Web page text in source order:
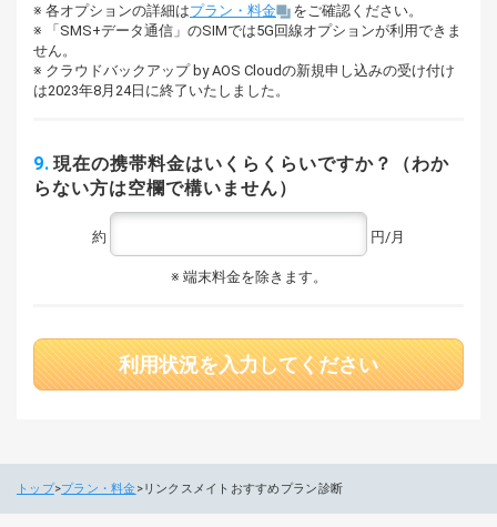
各オプションの詳細はプラン・料金
をご確認ください。
「SMS+データ通信」のSIMでは5G回線オプションが利用できま
せん。
クラウドバックアップ by AOS Cloudの新規申し込みの受け付け
は2023年8月24日に終了いたしました。
9. 現在の携帯料金はいくらくらいですか？（わか
らない方は空欄で構いません）
約 円/月
端末料金を除きます。
利用状況を入力してください
トップ プラン・料金 リンクスメイトおすすめプラン診断